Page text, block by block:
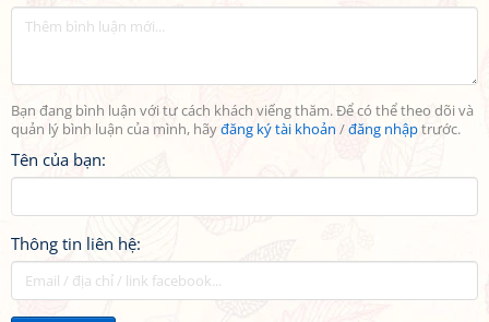
Bạn đang bình luận với tư cách khách viếng thăm. Để có thể theo dõi và
quản lý bình luận của mình, hãyđăng ký tài khoản /đăng nhậptrước.
Tên của bạn:
Thông tin liên hệ: